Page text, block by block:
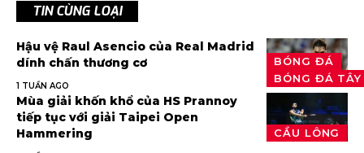
TIN CÙNG LOẠI
BÓNG ĐÁ
BÓNG ĐÁ
Hậu vệ Raul Asencio của Real Madrid
dính chấn thương cơ
1 TUẦN AGO
CẦU LÔNG
Mùa giải khốn khổ của HS Prannoy
tiếp tục với giải Taipei Open
Hammering